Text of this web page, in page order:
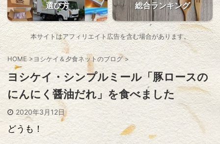
選び方 総合ランキング
本サイトはアフィリエイト広告を含む場合があります。
HOME >ヨシケイ＆夕食ネットのブログ >
ヨシケイ・シンプルミール「豚ロースの
にんにく醤油だれ」を食べました
2020年3月12日
どうも！